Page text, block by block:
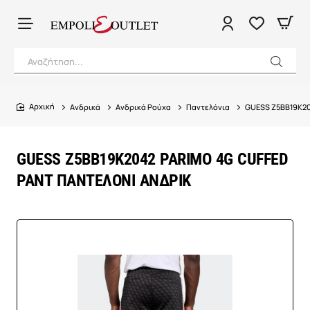
Αναζήτηση...
GUESS Z5BB19K2042 PARIMO 4G CUFFED
PANT ΠΑΝΤΕΛΟΝΙ ΑΝΔΡΙΚ
home
Ανδρικά Ανδρικά Ρούχα Παντελόνια GUESS